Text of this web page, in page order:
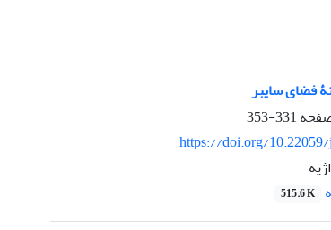
فضای سایبر
331-353
https://doi.org/
515.6 K